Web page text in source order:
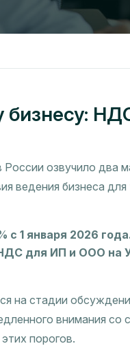
озвучило два
ведения бизнеса
1 января 2026
для ИП и ООО на
на стадии
внимания со
порогов.